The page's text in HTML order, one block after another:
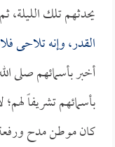
يحدثهم تلك الليلة،
القدر، وإنه تلاحى
أخبر بأسمائهم صلى
بأسمائهم تشريفاً
كان موطن مدح ورفعة